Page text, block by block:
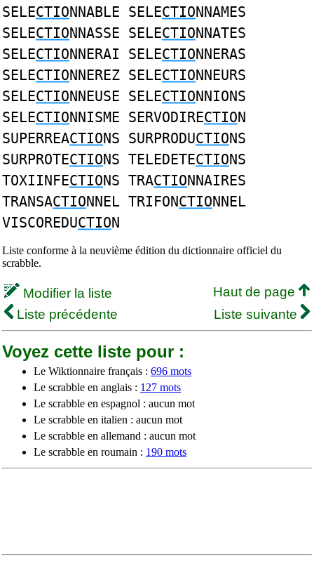
SELECTIONNABLE SELECTIONNAMES
SELECTIONNASSE SELECTIONNATES
SELECTIONNERAI SELECTIONNERAS
SELECTIONNEREZ SELECTIONNEURS
SELECTIONNEUSE SELECTIONNIONS
SELECTIONNISME SERVODIRECTION
SUPERREACTIONS SURPRODUCTIONS
SURPROTECTIONS TELEDETECTIONS
TOXIINFECTIONS TRACTIONNAIRES
TRANSACTIONNEL TRIFONCTIONNEL
VISCOREDUCTION
Liste conforme à la neuvième édition du dictionnaire officiel du
scrabble.
Modifier la liste
Haut de page
Liste précédente
Liste suivante
Voyez cette liste pour :
Le Wiktionnaire français : 696 mots
Le scrabble en anglais : 127 mots
Le scrabble en espagnol : aucun mot
Le scrabble en italien : aucun mot
Le scrabble en allemand : aucun mot
Le scrabble en roumain : 190 mots